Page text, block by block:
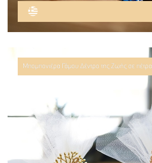
Μπομπονιέρα Γάμου Δέντρο της Ζωής σε πέτρα